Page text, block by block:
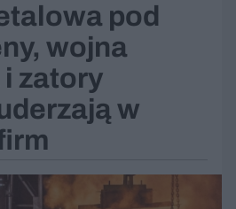
pod
wojna
zatory
w